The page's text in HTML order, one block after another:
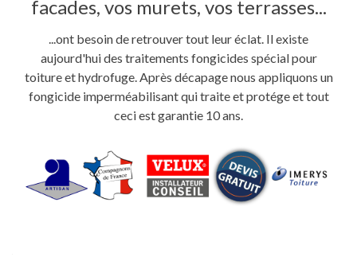
facades, vos murets, vos terrasses...
...ont besoin de retrouver tout leur éclat. Il existe
aujourd'hui des traitements fongicides spécial pour
toiture et hydrofuge. Après décapage nous appliquons un
fongicide imperméabilisant qui traite et protége et tout
ceci est garantie 10 ans.